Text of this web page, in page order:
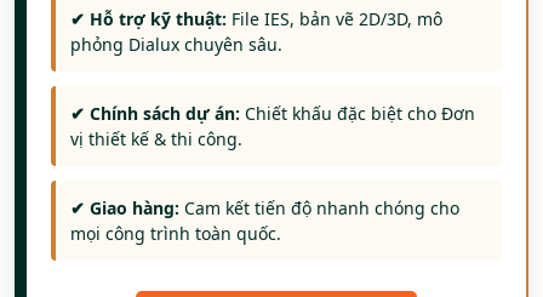
✔ Hỗ trợ kỹ thuật: File IES, bản vẽ 2D/3D, mô
phỏng Dialux chuyên sâu.
✔ Chính sách dự án: Chiết khấu đặc biệt cho Đơn
vị thiết kế & thi công.
✔ Giao hàng: Cam kết tiến độ nhanh chóng cho
mọi công trình toàn quốc.